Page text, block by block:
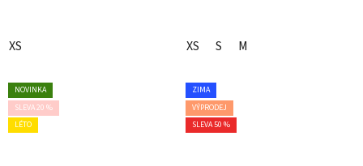
XS XS S M
NOVINKA
SLEVA 20 %
LÉTO
ZIMA
VÝPRODEJ
SLEVA 50 %